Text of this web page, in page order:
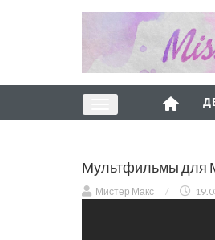
Мультфильмы для
Мистер Макс /